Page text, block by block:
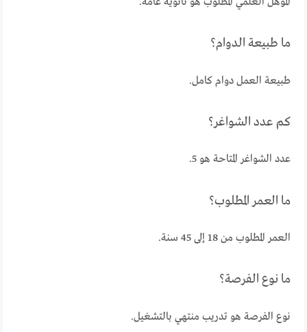
ما طبيعة الدوام؟
طبيعة العمل دوام كامل.
كم عدد الشواغر؟
عدد الشواغر المتاحة هو 5.
ما العمر المطلوب؟
العمر المطلوب من 18 إلى 45 سنة.
ما نوع الفرصة؟
نوع الفرصة هو تدريب منتهي بالتشغيل.